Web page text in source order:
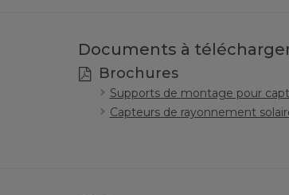
Documents à
Brochures
Supports de montage pour
Capteurs de rayonnement